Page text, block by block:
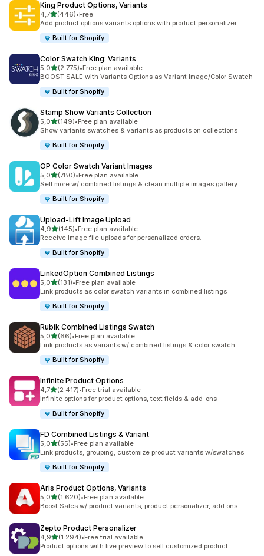
King Product Options, Variants
4,7na 5 gwiazdek
(446)
Łączna liczba recenzji: 446
•Free
Add product options variants options with product personalizer
Built for Shopify
Color Swatch King: Variants
5,0na 5 gwiazdek
(2 775)
Łączna liczba recenzji: 2775
•Free plan available
BOOST SALE with Variants Options as Variant Image/Color Swatch
Built for Shopify
Stamp Show Variants Collection
5,0na 5 gwiazdek
(149)
Łączna liczba recenzji: 149
•Free plan available
Show variants swatches & variants as products on collections
Built for Shopify
OP Color Swatch Variant Images
5,0na 5 gwiazdek
(780)
Łączna liczba recenzji: 780
•Free plan available
Sell more w/ combined listings & clean multiple images gallery
Built for Shopify
Upload‑Lift Image Upload
4,9na 5 gwiazdek
(145)
Łączna liczba recenzji: 145
•Free plan available
Receive Image file uploads for personalized orders.
Built for Shopify
LinkedOption Combined Listings
5,0na 5 gwiazdek
(131)
Łączna liczba recenzji: 131
•Free plan available
Link products as color swatch variants in combined listings
Built for Shopify
Rubik Combined Listings Swatch
5,0na 5 gwiazdek
(66)
Łączna liczba recenzji: 66
•Free plan available
Link products as variants w/ combined listings & color swatch
Built for Shopify
Infinite Product Options
4,7na 5 gwiazdek
(2 417)
Łączna liczba recenzji: 2417
•Free trial available
Infinite options for product options, text fields & add-ons
Built for Shopify
FD Combined Listings & Variant
5,0na 5 gwiazdek
(55)
Łączna liczba recenzji: 55
•Free plan available
Link products, grouping, customize product variants w/swatches
Built for Shopify
Aris Product Options, Variants
5,0na 5 gwiazdek
(1 620)
Łączna liczba recenzji: 1620
•Free plan available
Boost Sales w/ product variants, product personalizer, add ons
Zepto Product Personalizer
4,9na 5 gwiazdek
(1 294)
Łączna liczba recenzji: 1294
•Free trial available
Product options with live preview to sell customized product